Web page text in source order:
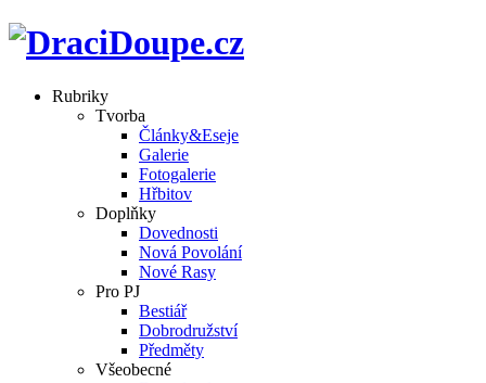
Rubriky
Tvorba
Články&Eseje
Galerie
Fotogalerie
Hřbitov
Doplňky
Dovednosti
Nová Povolání
Nové Rasy
Pro PJ
Bestiář
Dobrodružství
Předměty
Všeobecné